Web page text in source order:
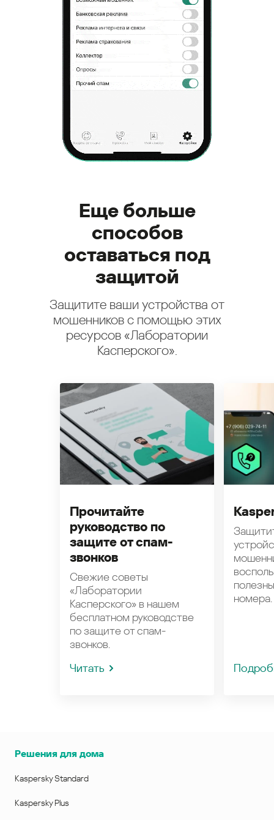
Еще больше
способов
оставаться под
защитой
Защитите ваши устройства от
мошенников с помощью этих
ресурсов «Лаборатории
Касперского».
Прочитайте
руководство по
защите от спам-
звонков
Свежие советы
«Лаборатории
Касперского» в нашем
бесплатном руководстве
по защите от спам-
звонков.
Читать
номера.
Решения для дома
Kaspersky Standard
Kaspersky Plus